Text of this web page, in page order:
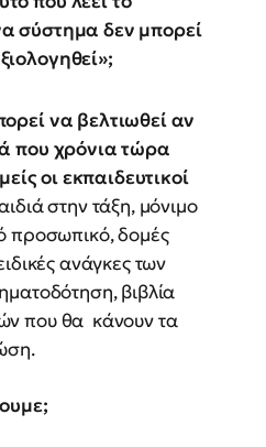
σύστημα δεν μπορεί
να βελτιωθεί αν
που χρόνια τώρα
οι εκπαιδευτικοί
στην τάξη, μόνιμο
προσωπικό, δομές
ανάγκες των
βιβλία
που θα κάνουν τα